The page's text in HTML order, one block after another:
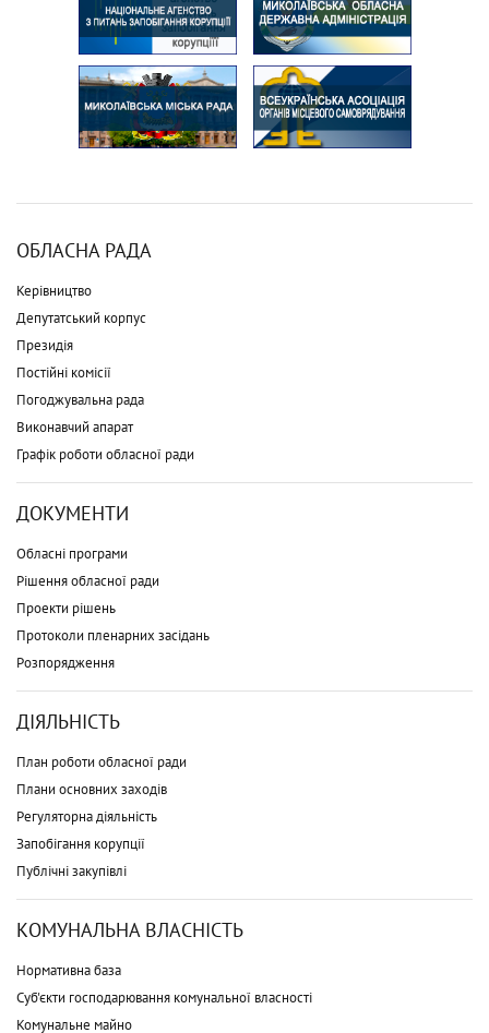
ОБЛАСНА РАДА
Керівництво
Депутатський корпус
Президія
Постійні комісії
Погоджувальна рада
Виконавчий апарат
Графік роботи обласної ради
ДОКУМЕНТИ
Обласні програми
Рішення обласної ради
Проекти рішень
Протоколи пленарних засідань
Розпорядження
ДІЯЛЬНІСТЬ
План роботи обласної ради
Плани основних заходів
Регуляторна діяльність
Запобігання корупції
Публічні закупівлі
КОМУНАЛЬНА ВЛАСНІСТЬ
Нормативна база
Суб'єкти господарювання комунальної власності
Комунальне майно